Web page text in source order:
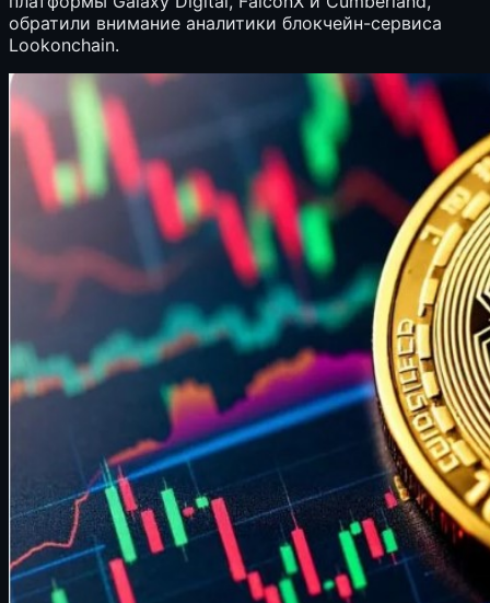
обратили внимание аналитики блокчейн-сервиса
Lookonchain.